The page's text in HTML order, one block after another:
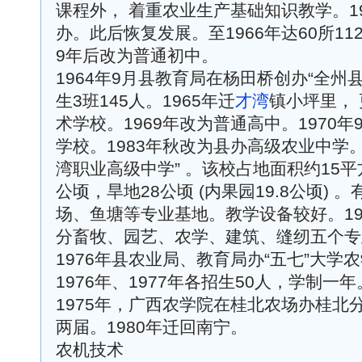
课程外， 着重农业生产基础知识教学。
办。此后恢复发展。至1966年达60所
9年后改为普通初中。
1964年9月县教育局在杨田桥创办“全州
生3班145人。1965年迁才湾镇小坪里，
术学校。1969年改为普通高中。1970年
学校。1983年秋改为县办高级农业中学
湾职业高级中学” 。该校占地面积约15
公顷，旱地28公顷 (内果园19.8公顷) 。
场、鱼塘等专业基地。教学设备较好。
分畜牧、园艺、农学、建筑、缝纫五个
1976年县农业局、教育局办“五七”大学
1976年、1977年各招生50人，学制一年
1975年，广西农学院在桂北农场办桂北
两届。1980年迁回南宁。
农机技术